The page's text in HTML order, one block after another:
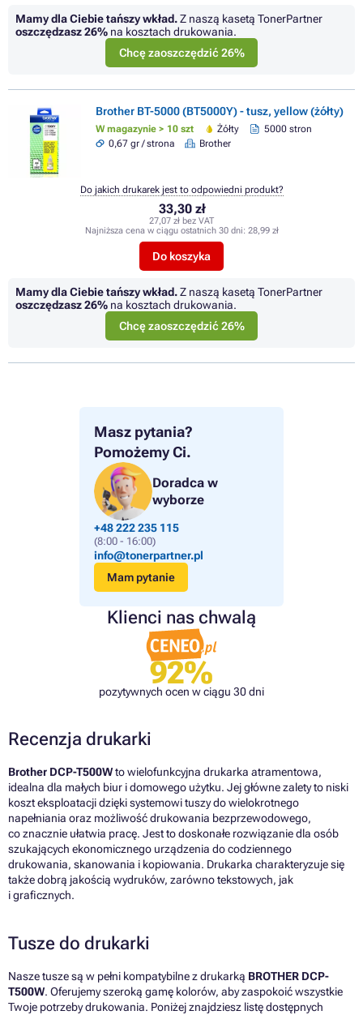
Masz pytania?
Pomożemy Ci.
Doradca w
wyborze
+48 222 235 115
(8:00 - 16:00)
info@tonerpartner.pl
Mam pytanie
Klienci nas chwalą
92%
pozytywnych ocen w ciągu 30 dni
Mamy dla Ciebie tańszy wkład.Z naszą kasetą TonerPartner
oszczędzasz26% na kosztach drukowania.
Chcę zaoszczędzić 26%
Brother BT-5000 (BT5000Y) - tusz, yellow (żółty)
W magazynie > 10 szt Żółty
5000 stron
0,67 gr / strona
Brother
33,30 zł
27,07 zł bez VAT
Najniższa cena w ciągu ostatnich 30 dni: 28,99 zł
Do koszyka
Do jakich drukarek jest to odpowiedni produkt?
Mamy dla Ciebie tańszy wkład.Z naszą kasetą TonerPartner
oszczędzasz26% na kosztach drukowania.
Chcę zaoszczędzić 26%
Recenzja drukarki
Brother DCP-T500Wto wielofunkcyjna drukarka atramentowa,
idealna dla małych biur i domowego użytku. Jej główne zalety to niski
koszt eksploatacji dzięki systemowi tuszy do wielokrotnego
napełniania oraz możliwość drukowania bezprzewodowego,
co znacznie ułatwia pracę. Jest to doskonałe rozwiązanie dla osób
szukających ekonomicznego urządzenia do codziennego
drukowania, skanowania i kopiowania. Drukarka charakteryzuje się
także dobrą jakością wydruków, zarówno tekstowych, jak
i graficznych.
Tusze do drukarki
Nasze tusze są w pełni kompatybilne z drukarką BROTHER DCP-
T500W. Oferujemy szeroką gamę kolorów, aby zaspokoić wszystkie
Twoje potrzeby drukowania. Poniżej znajdziesz listę dostępnych